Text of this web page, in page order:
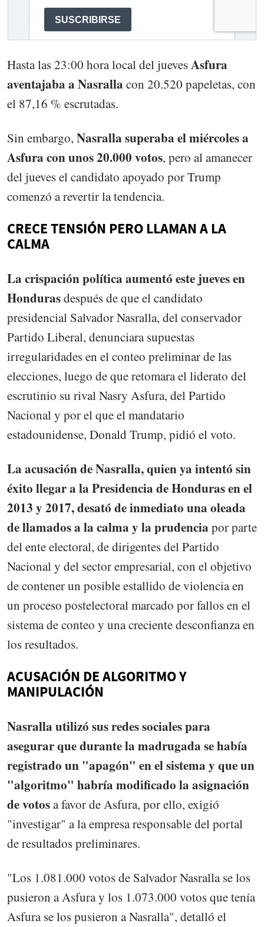
Hasta las 23:00 hora local del juevesAsfura
aventajaba a Nasralla con 20.520 papeletas, con
el 87,16 % escrutadas.
Sin embargo, Nasralla superaba el miércoles a
Asfura con unos 20.000 votos, pero al amanecer
del jueves el candidato apoyado por Trump
comenzó a revertir la tendencia.
CRECE TENSIÓN PERO LLAMAN A LA
CALMA
La crispación política aumentó este jueves en
Hondurasdespués de que el candidato
presidencial Salvador Nasralla, del conservador
Partido Liberal, denunciara supuestas
irregularidades en el conteo preliminar de las
elecciones, luego de que retomara el liderato del
escrutinio su rival Nasry Asfura, del Partido
Nacional y por el que el mandatario
estadounidense, Donald Trump, pidió el voto.
La acusación de Nasralla, quien ya intentó sin
éxito llegar a la Presidencia de Honduras en el
2013 y 2017, desató de inmediato una oleada
de llamados a la calma y la prudencia por parte
del ente electoral, de dirigentes del Partido
Nacional y del sector empresarial, con el objetivo
de contener un posible estallido de violencia en
un proceso postelectoral marcado por fallos en el
sistema de conteo y una creciente desconfianza en
los resultados.
ACUSACIÓN DE ALGORITMO Y
MANIPULACIÓN
Nasralla utilizó sus redes sociales para
asegurar que durante la madrugada se había
registrado un "apagón" en el sistema y que un
"algoritmo" habría modificado la asignación
de votosa favor de Asfura, por ello, exigió
"investigar" a la empresa responsable del portal
de resultados preliminares.
"Los 1.081.000 votos de Salvador Nasralla se los
pusieron a Asfura y los 1.073.000 votos que tenía
Asfura se los pusieron a Nasralla", detalló el